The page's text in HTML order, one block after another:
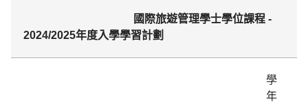
國際旅遊管理學士學位課程 -
2024/2025年度入學學習計劃
學
年